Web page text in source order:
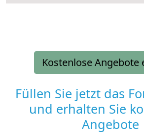
Kostenlose Angebote
Füllen Sie jetzt das
und erhalten Sie
Angebote